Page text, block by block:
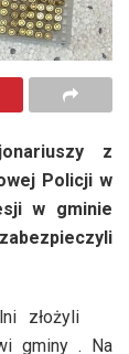
z
Policji w
w gminie
złożyli
gminy . Na